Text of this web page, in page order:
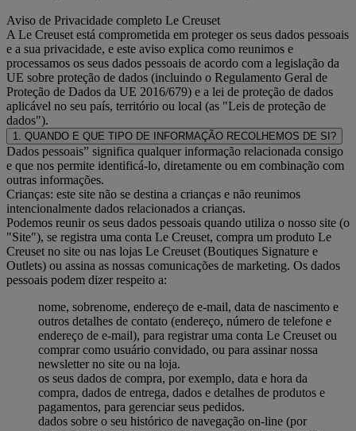
Aviso de Privacidade completo Le Creuset
A Le Creuset está comprometida em proteger os seus dados pessoais
e a sua privacidade, e este aviso explica como reunimos e
processamos os seus dados pessoais de acordo com a legislação da
UE sobre proteção de dados (incluindo o Regulamento Geral de
Proteção de Dados da UE 2016/679) e a lei de proteção de dados
aplicável no seu país, território ou local (as "Leis de proteção de
dados").
1. QUANDO E QUE TIPO DE INFORMAÇÃO RECOLHEMOS DE SI?
Dados pessoais” significa qualquer informação relacionada consigo
e que nos permite identificá-lo, diretamente ou em combinação com
outras informações.
Crianças: este site não se destina a crianças e não reunimos
intencionalmente dados relacionados a crianças.
Podemos reunir os seus dados pessoais quando utiliza o nosso site (o
"Site"), se registra uma conta Le Creuset, compra um produto Le
Creuset no site ou nas lojas Le Creuset (Boutiques Signature e
Outlets) ou assina as nossas comunicações de marketing. Os dados
pessoais podem dizer respeito a:
nome, sobrenome, endereço de e-mail, data de nascimento e
outros detalhes de contato (endereço, número de telefone e
endereço de e-mail), para registrar uma conta Le Creuset ou
comprar como usuário convidado, ou para assinar nossa
newsletter no site ou na loja.
os seus dados de compra, por exemplo, data e hora da
compra, dados de entrega, dados e detalhes de produtos e
pagamentos, para gerenciar seus pedidos.
dados sobre o seu histórico de navegação on-line (por